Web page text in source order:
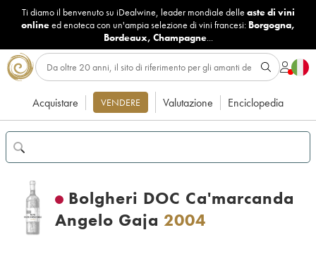
Ti diamo il benvenuto su iDealwine, leader mondiale delle aste di vini
onlineed enoteca con un'ampia selezione di vini francesi: Borgogna,
Bordeaux, Champagne...
Acquistare VENDERE Valutazione Enciclopedia
Bolgheri DOC Ca'marcanda
Angelo Gaja 2004